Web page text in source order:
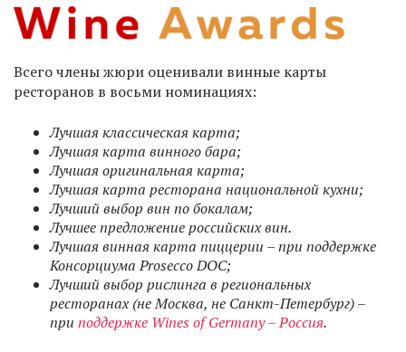
Всего члены жюри оценивали винные карты
ресторанов в восьми номинациях:
Лучшая классическая карта;
Лучшая карта винного бара;
Лучшая оригинальная карта;
Лучшая карта ресторана национальной кухни;
Лучший выбор вин по бокалам;
Лучшее предложение российских вин.
Лучшая винная карта пиццерии – при поддержке
Консорциума Prosecco DOC;
Лучший выбор рислинга в региональных
ресторанах (не Москва, не Санкт-Петербург) –
при поддержке Wines of Germany – Россия.